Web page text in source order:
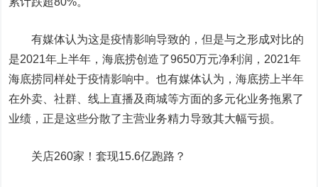
有媒体认为这是疫情影响导致的，但是与之形成对比的
是2021年上半年，海底捞创造了9650万元净利润，2021年
海底捞同样处于疫情影响中。也有媒体认为，海底捞上半年
在外卖、社群、线上直播及商城等方面的多元化业务拖累了
业绩，正是这些分散了主营业务精力导致其大幅亏损。
关店260家！套现15.6亿跑路？